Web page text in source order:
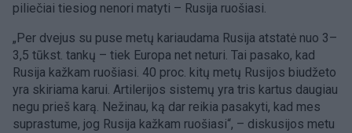
piliečiai tiesiog nenori matyti – Rusija ruošiasi.
„Per dvejus su puse metų kariaudama Rusija atstatė nuo 3–
3,5 tūkst. tankų – tiek Europa net neturi. Tai pasako, kad
Rusija kažkam ruošiasi. 40 proc. kitų metų Rusijos biudžeto
yra skiriama karui. Artilerijos sistemų yra tris kartus daugiau
negu prieš karą. Nežinau, ką dar reikia pasakyti, kad mes
suprastume, jog Rusija kažkam ruošiasi“, – diskusijos metu